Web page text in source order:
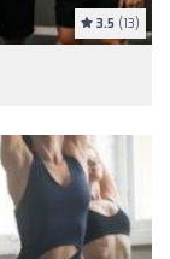
3.5 (13)